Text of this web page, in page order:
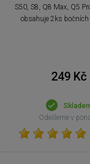
S50, S8, Q8 Max, Q5
obsahuje 2ks bočních
249 Kč
Odešleme v